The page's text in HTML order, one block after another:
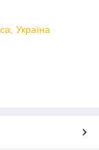
Україна